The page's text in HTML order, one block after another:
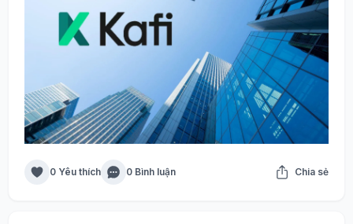
0 Yêu thích 0 Bình luận Chia sẻ